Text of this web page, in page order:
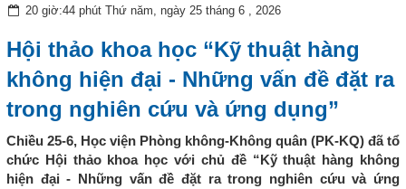
20 giờ:44 phút Thứ năm, ngày 25 tháng 6 , 2026
Hội thảo khoa học “Kỹ thuật hàng
không hiện đại - Những vấn đề đặt ra
trong nghiên cứu và ứng dụng”
Chiều 25-6, Học viện Phòng không-Không quân (PK-KQ) đã tổ
chức Hội thảo khoa học với chủ đề “Kỹ thuật hàng không
hiện đại - Những vấn đề đặt ra trong nghiên cứu và ứng